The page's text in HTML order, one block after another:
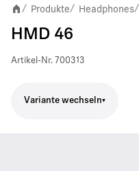
/ Produkte/ Headphones/
HMD 46
Artikel-Nr. 700313
Variante wechseln